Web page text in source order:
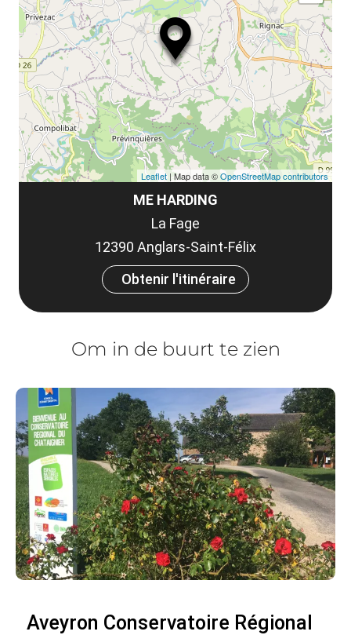
ME HARDING
La Fage
12390 Anglars-Saint-Félix
Obtenir l'itinéraire
Leaflet | Map data ©OpenStreetMap contributors
Om in de buurt te zien
Aveyron Conservatoire Régional